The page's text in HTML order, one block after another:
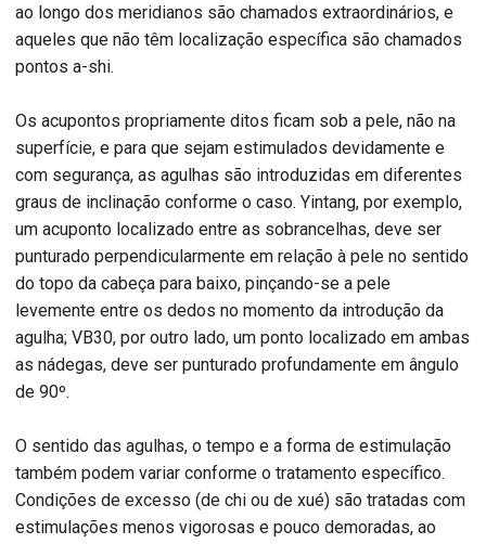
ao longo dos meridianos são chamados extraordinários, e
aqueles que não têm localização específica são chamados
pontos a-shi.
Os acupontos propriamente ditos ficam sob a pele, não na
superfície, e para que sejam estimulados devidamente e
com segurança, as agulhas são introduzidas em diferentes
graus de inclinação conforme o caso. Yintang, por exemplo,
um acuponto localizado entre as sobrancelhas, deve ser
punturado perpendicularmente em relação à pele no sentido
do topo da cabeça para baixo, pinçando-se a pele
levemente entre os dedos no momento da introdução da
agulha; VB30, por outro lado, um ponto localizado em ambas
as nádegas, deve ser punturado profundamente em ângulo
de 90º.
O sentido das agulhas, o tempo e a forma de estimulação
também podem variar conforme o tratamento específico.
Condições de excesso (de chi ou de xué) são tratadas com
estimulações menos vigorosas e pouco demoradas, ao